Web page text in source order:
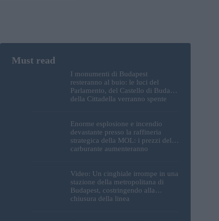
I monumenti di Budapest
resteranno al buio: le luci del
Parlamento, del Castello di Buda e
della Cittadella verranno spente
Enorme esplosione e incendio
devastante presso la raffineria
strategica della MOL: i prezzi del
carburante aumenteranno
Video: Un cinghiale irrompe in una
stazione della metropolitana di
Budapest, costringendo alla
chiusura della linea